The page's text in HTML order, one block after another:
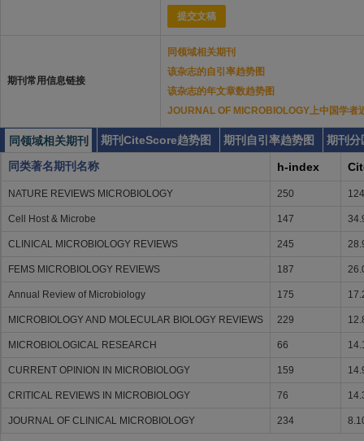
提交文稿
期刊常用信息链接
同领域相关期刊
该杂志的自引率趋势图
该杂志的年文章数趋势图
JOURNAL OF MICROBIOLOGY上中国学者
同领域相关期刊 期刊CiteScore趋势图 期刊自引率趋势图
期刊分
同类著名期刊名称
h-index
NATURE REVIEWS MICROBIOLOGY 250
Cell Host & Microbe 147
CLINICAL MICROBIOLOGY REVIEWS 245
FEMS MICROBIOLOGY REVIEWS 187
Annual Review of Microbiology 175
MICROBIOLOGY AND MOLECULAR BIOLOGY REVIEWS 229
MICROBIOLOGICAL RESEARCH 66
CURRENT OPINION IN MICROBIOLOGY 159
CRITICAL REVIEWS IN MICROBIOLOGY 76
JOURNAL OF CLINICAL MICROBIOLOGY 234